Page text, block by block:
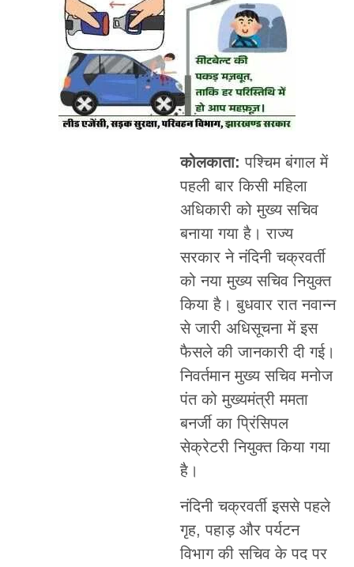
कोलकाता: पश्चिम बंगाल में
पहली बार किसी महिला
अधिकारी को मुख्य सचिव
बनाया गया है। राज्य
सरकार ने नंदिनी चक्रवर्ती
को नया मुख्य सचिव नियुक्त
किया है। बुधवार रात नवान्न
से जारी अधिसूचना में इस
फैसले की जानकारी दी गई।
निवर्तमान मुख्य सचिव मनोज
पंत को मुख्यमंत्री ममता
बनर्जी का प्रिंसिपल
सेक्रेटरी नियुक्त किया गया
है।
नंदिनी चक्रवर्ती इससे पहले
गृह, पहाड़ और पर्यटन
विभाग की सचिव के पद पर